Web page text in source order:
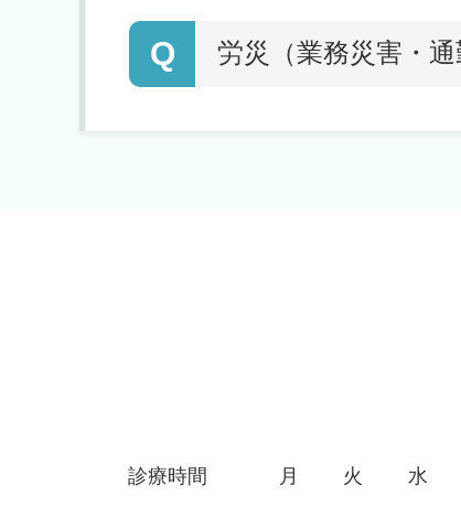
Q 労災（業務災害・
診療時間 月 火 水